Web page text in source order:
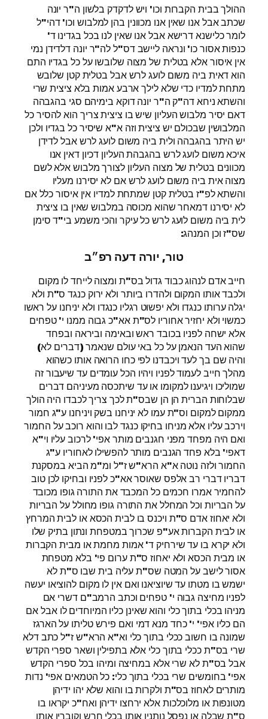
ההולך בבית הקברות וכו' ויש לדקדק בלשון ה"ר יונה
שכתב אבל אנו שאין אנו מכוונין בהן למלבוש וכו' דהי"ל
לומר כלישנא דרישא אבל אנו שאין לנו בכל בגדינו ד'
כנפות אסור כו' ונראה ליישב דס"ל לה"ר יונה דלדידן נמי
אין איסור אלא בטלית של מצוה שלובשו על כל בגדיו התם
הוא דאית ביה משום לועג לרש אבל בטלית קטן שלובש
מתחת למדיו כדי שלא לילך ארבע אמות בלא ציצית שרי
והשתא ניחא דה"ק ה"ר יונה דוקא בימיהם סגי בהגבהה
דאם יסיר מלבוש העליון שיש בו ציצית צריך הוא להסיר כל
המלבושין שבכולם יש ציצית וזה א"א שיסיר כל בגדיו ולכן
יש היתר בהגבהה ולית ביה משום לועג לרש אבל לדידן
איכא משום לועג לרש בהגבהת העליון דכיון דאין אנו
מכוונים בטלית של מצוה העליון לצורך מלבוש אלא לשם
מצוה אית ביה משום לועג לרש אם לא יסירנו מעליו
והשתא לפ"ז בטלית קטן שמתחת למדיו אין איסור כלל אם
לא יסירנו דמאחר שהוא מכוסה במלבוש שאין בו ציצית
לית ביה משום לועג לרש כל עיקר והכי משמע בי"ד סימן
שס"ז וכן המנהג:
טור, יורה דעה רפ״ב
חייב אדם לנהוג כבוד גדול בס"ת ומצוה לייחד לו מקום
ולכבד אותו המקום ולהדרו ביותר ולא ירוק כנגד ס"ת ולא
יגלה ערותו כנגדו ולא יפשוט רגליו כנגדו ולא יניחנו על ראשו
כמשוי ולא יחזיר אחוריו לס"ת אא"כ גבוה ממנו י' טפחים
אלא ישחה לפניו בכובד ראש ובאימה וביראה ובפחד
שהוא העד הנאמן על כל באי עולם שנאמר (דברים לא)
והיה שם בך לעד ויכבדנו לפי כחו הרואה אותו כשהוא
מהלך חייב לעמוד לפניו ויהיו הכל עומדים עד שיעבור זה
שמוליכו ויגיענו למקומו או עד שיתכסה מעיניהם דברים
שבלוחות הברית הן הן שבס"ת לכך צריך לכבדו היה הולך
ממקום למקום וס"ת עמו לא יניחנו בשק ויניחנו ע"ג חמור
וירכב עליו אלא מניחו בחיקו כנגד לבו והוא רוכב על החמור
ואם היה מפחד מפני חגנבים מותר אפי' לרכוב עליו וי"א
דאפי' בלא פחד הגנבים מותר להפשילו לאחוריו ע"ג
החמור ולזה נוטה א"א הרא"ש ז"ל ומ"מ הביא במסקנת
דבריו דברי רב אלפס שאוסר אא"כ לפניו ובחיקו לכן טוב
להחמיר אמרו חכמים כל המכבד את התורה גופו מכובד
על הבריות וכל המחלל את התורה גופו מחולל על הבריות
ולא יאחוז אדם ס"ת ויכנס בו לבית הכסא או לבית המרחץ
או לבית הקברות אע"פ שכרוך במטפחת ונתון בתיק שלו
ולא יקרא בו עד שירחיק ד' אמות מחמת או מבית הקברות
או מבית הכסא ולא יאחוז ס"ת ערום פי' בלא מטפחת
אסור לישב על המטה שס"ת עליה בית שבו ס"ת לא
ישמש בו מטתו עד שיוציאנו ואם אין לו מקום להוציאו יעשה
לפניו מחיצה גבוה י' טפחים וכתב הרמב"ם דשרי אם
מניהו בכלי בתוך כלי והוא שאינן כליו המיוחדים לו אבל אם
הם כליו אפי' י' כחד מנא דמי ואם פירש טליתו על הארגז
שמונה בו חשוב ככלי בתוך כלי וא"א הרא"ש ז"ל כתב דלא
שרי בס"ת ככלי בתוך כלי אלא בתפילין ושאר ספרי הקדש
אבל בס"ת לא שרי אלא במחיצה ומיהו בכל ספרי הקדש
אפי' בחומשים שרי בכלי בתוך כלי: כל הטמאים אפי' נדות
מותרים לאחוז בס"ת ולקרות בו והוא שלא יהו ידיהן
מטונפות או מלוכלכות אלא ירחצו ידיהן ואח"כ יקראו בו
ס"ת שבלה או נפסל נותנין אותו בכלי חרש וקוברין אותו